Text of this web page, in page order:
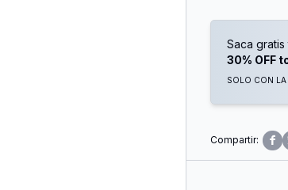
Combinación
Saca gratis
30% OFF
SOLO CON LA
